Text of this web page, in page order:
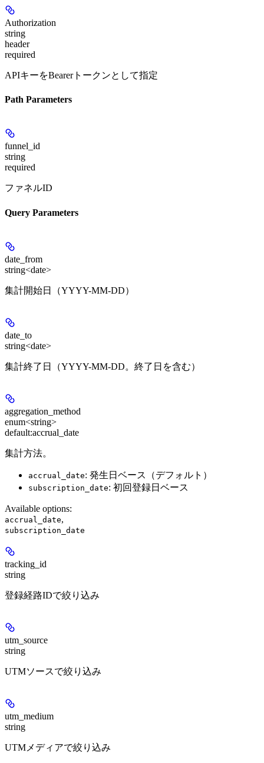
Authorization
string
header
required
APIキーをBearerトークンとして指定
Path Parameters
funnel_id
string
required
ファネルID
Query Parameters
date_from
string<date>
集計開始日（YYYY-MM-DD）
date_to
string<date>
集計終了日（YYYY-MM-DD。終了日を含む）
aggregation_method
enum<string>
default:accrual_date
集計方法。
accrual_date: 発生日ベース（デフォルト）
subscription_date: 初回登録日ベース
Available options:
accrual_date,
subscription_date
tracking_id
string
登録経路IDで絞り込み
utm_source
string
UTMソースで絞り込み
utm_medium
string
UTMメディアで絞り込み